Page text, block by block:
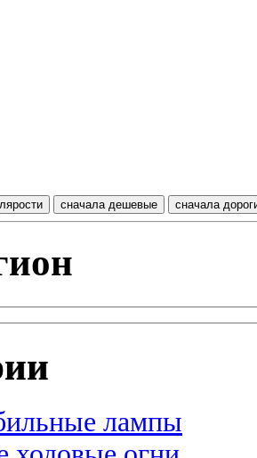
лампы